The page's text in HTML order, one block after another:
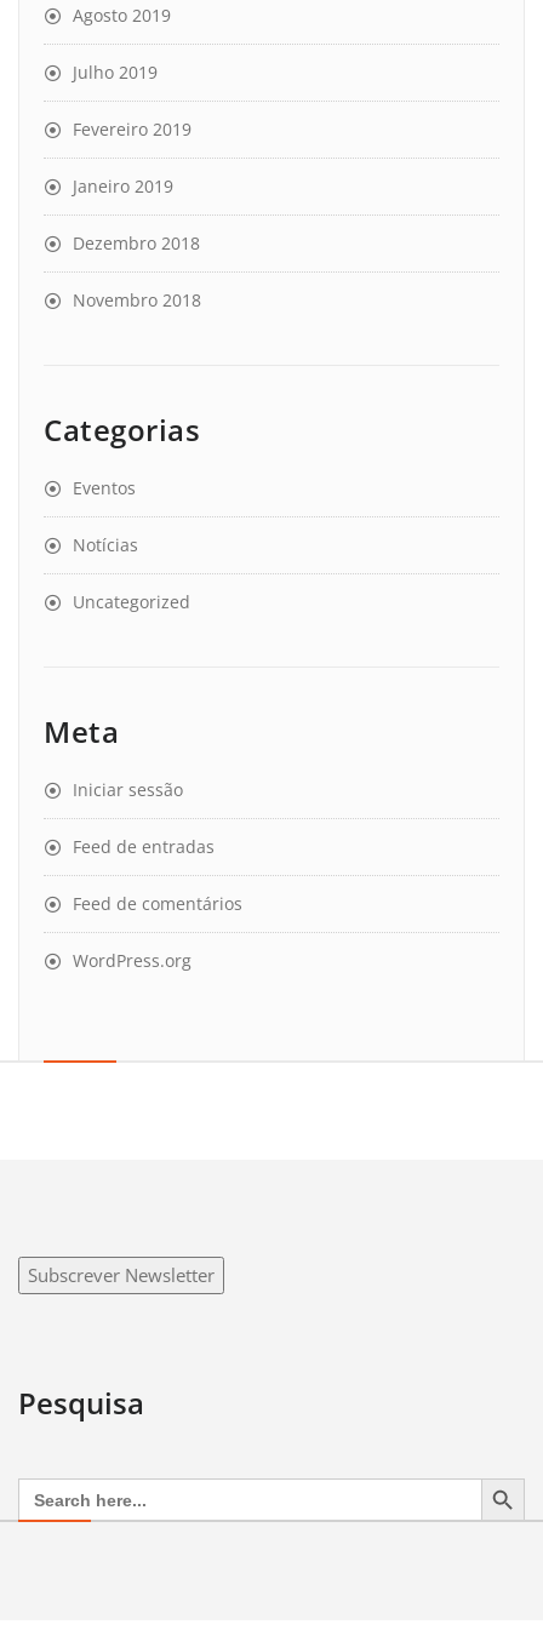
Agosto 2019
Julho 2019
Fevereiro 2019
Janeiro 2019
Dezembro 2018
Novembro 2018
Categorias
Eventos
Notícias
Uncategorized
Meta
Iniciar sessão
Feed de entradas
Feed de comentários
WordPress.org
Subscrever Newsletter
Pesquisa
Search
for:
Search Button